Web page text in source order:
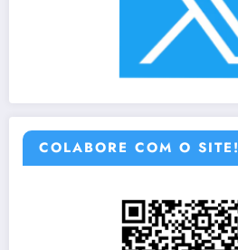
COLABORE COM O SITE!